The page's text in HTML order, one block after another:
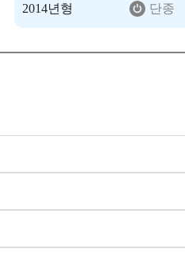
2014년형
단종